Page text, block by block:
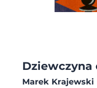
Dziewczyna
Marek Krajewski